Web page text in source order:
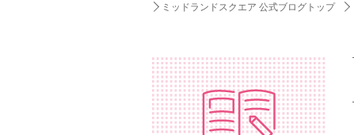
ミッドランドスクエア 公式ブログトップ